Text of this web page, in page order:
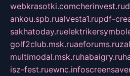
webkrasotki.comcherinvest.ru
ankou.spb.rualvesta1.rupdf-
sakhatoday.ru
golf2club.msk.ruaeforums.ru
multimodal.msk.ruhabaigry.ru
isz-fest.ruewnc.info